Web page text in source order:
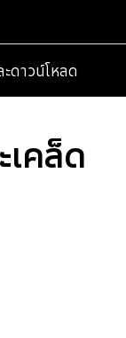
ดาวน์โหลด
เคล็ด